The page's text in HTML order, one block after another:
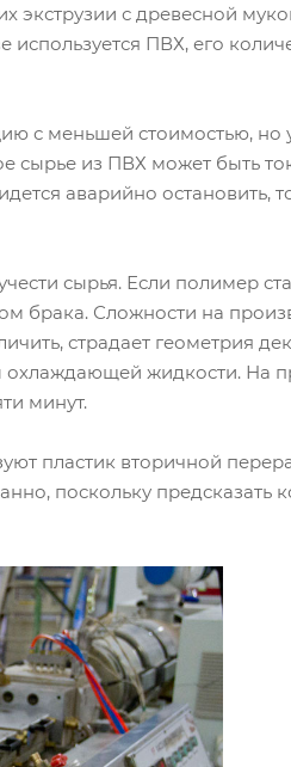
экструзии с древесной
ПВХ, его
с меньшей стоимостью, но
сырье из ПВХ может быть
аварийно остановить,
сырья. Если полимер
брака. Сложности на
страдает геометрия
жидкости. На
минут.
пластик вторичной
поскольку предсказать